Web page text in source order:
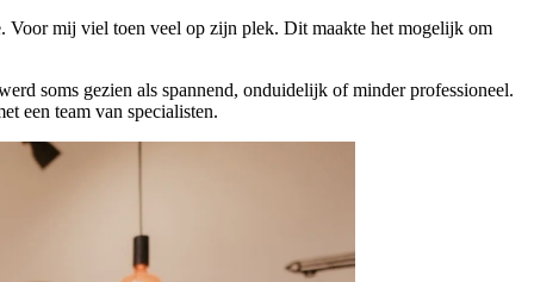
Voor mij viel toen veel op zijn plek. Dit maakte het mogelijk om
soms gezien als spannend, onduidelijk of minder professioneel.
een team van specialisten.